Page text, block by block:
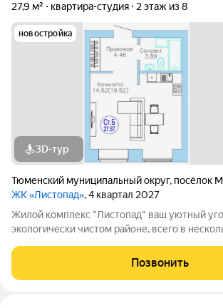
27,9 м²
квартира-студия 2 этаж из 8
новостройка
3D-тур
Тюменский муниципальный округ, посёлок
ЖК «Листопад», 4 квартал 2027
Жилой комплекс "Листопад" ваш уютный уголок в
экологически чистом районе, всего в
ждут просторные квартиры в настоящем
высокими потолками и большими
Позвонить